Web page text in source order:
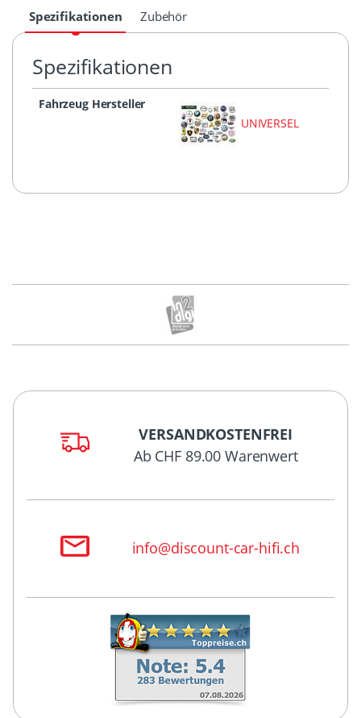
Spezifikationen Zubehör
Spezifikationen
Fahrzeug Hersteller
UNIVERSEL
VERSANDKOSTENFREI
Ab CHF 89.00 Warenwert
info@discount-car-hifi.ch